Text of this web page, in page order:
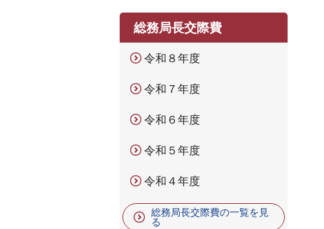
総務局長交際費
令和８年度
令和７年度
令和６年度
令和５年度
令和４年度
総務局長交際費の一覧を見
る